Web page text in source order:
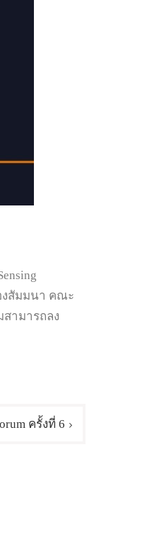
องสัมมนา คณะ
ามารถลง
ครั้งที่ 6